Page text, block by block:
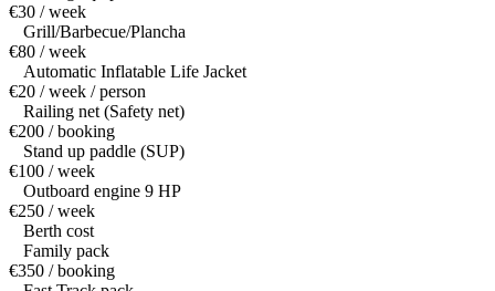
€30 / week
Grill/Barbecue/Plancha
€80 / week
Automatic Inflatable Life Jacket
€20 / week / person
Railing net (Safety net)
€200 / booking
Stand up paddle (SUP)
€100 / week
Outboard engine 9 HP
€250 / week
Berth cost
Family pack
€350 / booking